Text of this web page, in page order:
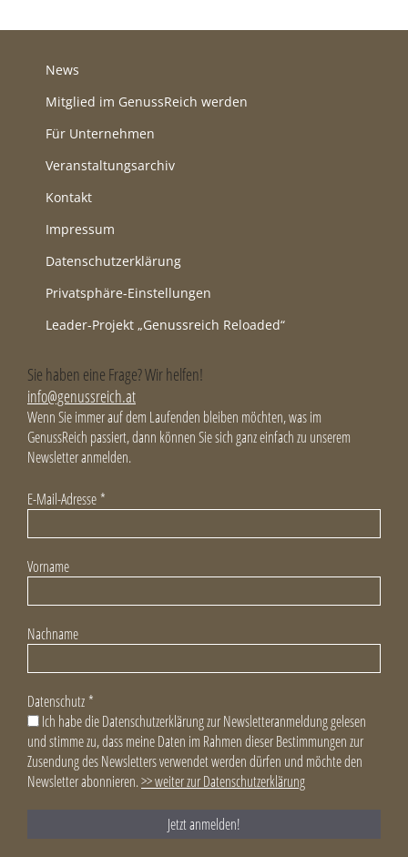
News
Mitglied im GenussReich werden
Für Unternehmen
Veranstaltungsarchiv
Kontakt
Impressum
Datenschutzerklärung
Privatsphäre-Einstellungen
Leader-Projekt „Genussreich Reloaded“
Sie haben eine Frage? Wir helfen!
info@genussreich.at
Wenn Sie immer auf dem Laufenden bleiben möchten, was im
GenussReich passiert, dann können Sie sich ganz einfach zu unserem
Newsletter anmelden.
E-Mail-Adresse *
Vorname
Nachname
Datenschutz *
Ich habe die Datenschutzerklärung zur Newsletteranmeldung gelesen
und stimme zu, dass meine Daten im Rahmen dieser Bestimmungen zur
Zusendung des Newsletters verwendet werden dürfen und möchte den
Newsletter abonnieren.>> weiter zur Datenschutzerklärung